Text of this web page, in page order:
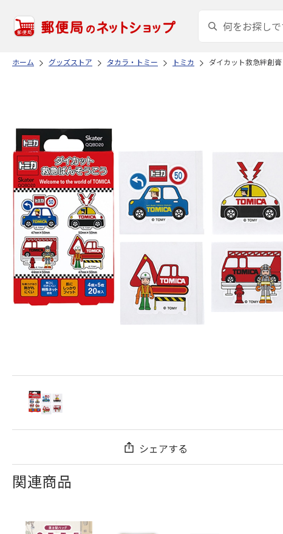
ホーム グッズストア タカラ・トミー トミカ ダイカット救急絆創
シェアする
関連商品